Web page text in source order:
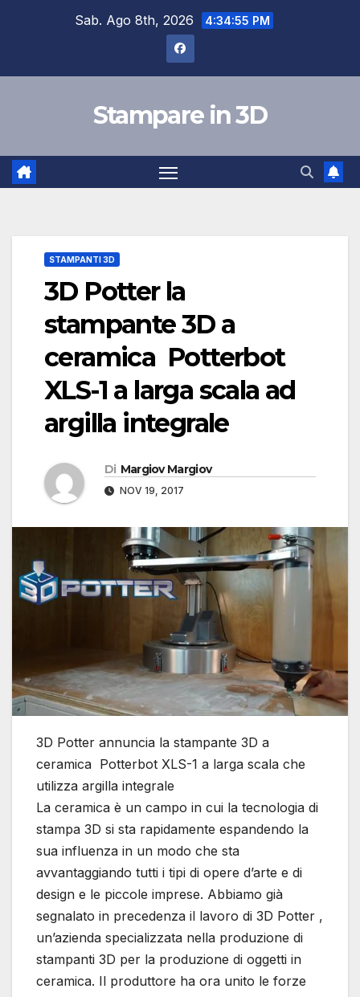
Sab. Ago 8th, 2026 4:34:56 PM
Stampare in 3D
STAMPANTI 3D
3D Potter la
stampante 3D a
ceramica Potterbot
XLS-1 a larga scala ad
argilla integrale
Di Margiov Margiov
NOV 19, 2017
3D Potter annuncia la stampante 3D a
ceramica Potterbot XLS-1 a larga scala che
utilizza argilla integrale
La ceramica è un campo in cui la tecnologia di
stampa 3D si sta rapidamente espandendo la
sua influenza in un modo che sta
avvantaggiando tutti i tipi di opere d’arte e di
design e le piccole imprese. Abbiamo già
segnalato in precedenza il lavoro di 3D Potter ,
un’azienda specializzata nella produzione di
stampanti 3D per la produzione di oggetti in
ceramica. Il produttore ha ora unito le forze